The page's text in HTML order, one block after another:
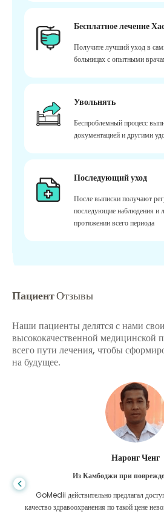
Бесплатное лечение
Получите лучший уход в
больницах с опытными
Увольнять
Беспроблемный процесс
документацией и другими
Последующий уход
После выписки получают
последующие наблюдения и
протяжении всего периода
ПациентОтзывы
Наши пациенты делятся с нами
высококачественной
всего пути лечения, чтобы
на будущее.
Шандха Дас
Из Бангладеш для
Я поблагодарил своего сына и блестящую
помогли мне в моем путешествии из